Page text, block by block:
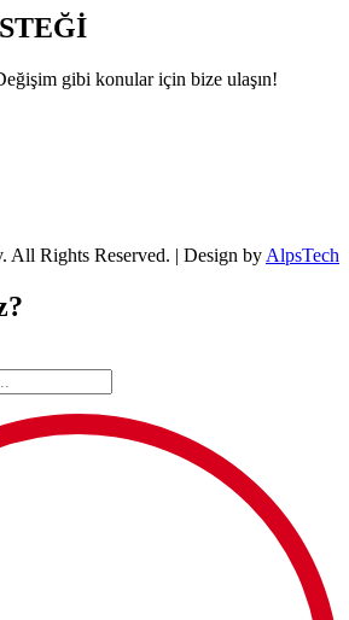
gibi konular için bize ulaşın!
All Rights Reserved. | Design by AlpsTech